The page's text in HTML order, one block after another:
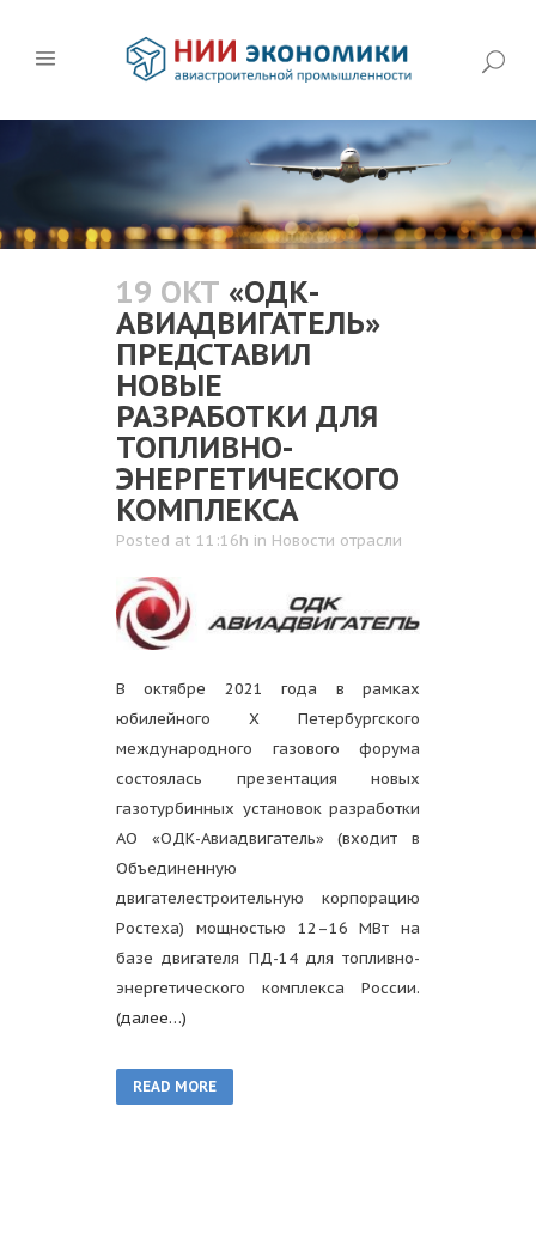
19 ОКТ «ОДК-
АВИАДВИГАТЕЛЬ»
ПРЕДСТАВИЛ
НОВЫЕ
РАЗРАБОТКИ ДЛЯ
ТОПЛИВНО-
ЭНЕРГЕТИЧЕСКОГО
КОМПЛЕКСА
Posted at 11:16h in Новости отрасли
В октябре 2021 года в рамках
юбилейного X Петербургского
международного газового форума
состоялась презентация новых
газотурбинных установок разработки
АО «ОДК-Авиадвигатель» (входит в
Объединенную
двигателестроительную корпорацию
Ростеха) мощностью 12–16 МВт на
базе двигателя ПД-14 для топливно-
энергетического комплекса России.
(далее…)
READ MORE